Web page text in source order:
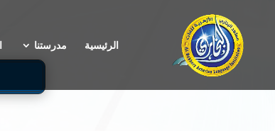
الرئيسية مدرستنا